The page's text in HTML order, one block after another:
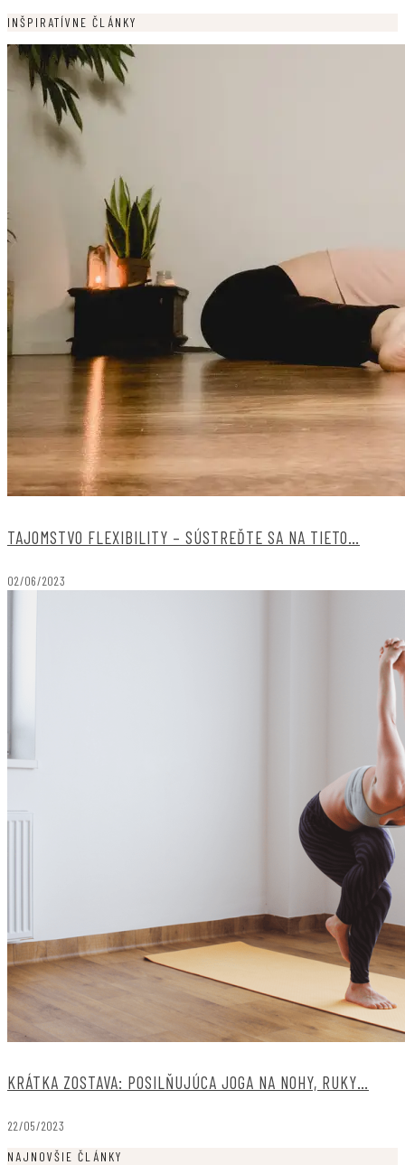
INŠPIRATÍVNE ČLÁNKY
TAJOMSTVO FLEXIBILITY – SÚSTREĎTE SA NA TIETO…
02/06/2023
KRÁTKA ZOSTAVA: POSILŇUJÚCA JOGA NA NOHY, RUKY…
22/05/2023
NAJNOVŠIE ČLÁNKY